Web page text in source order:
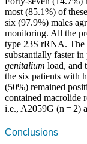
most (85.1%) of
six (97.9%) males
monitoring. All the
type 23S rRNA.
substantially faster
genitalium load, and
the six patients with
(50%) remained
contained macrolide
i.e., A2059G (n = 2)
Conclusions